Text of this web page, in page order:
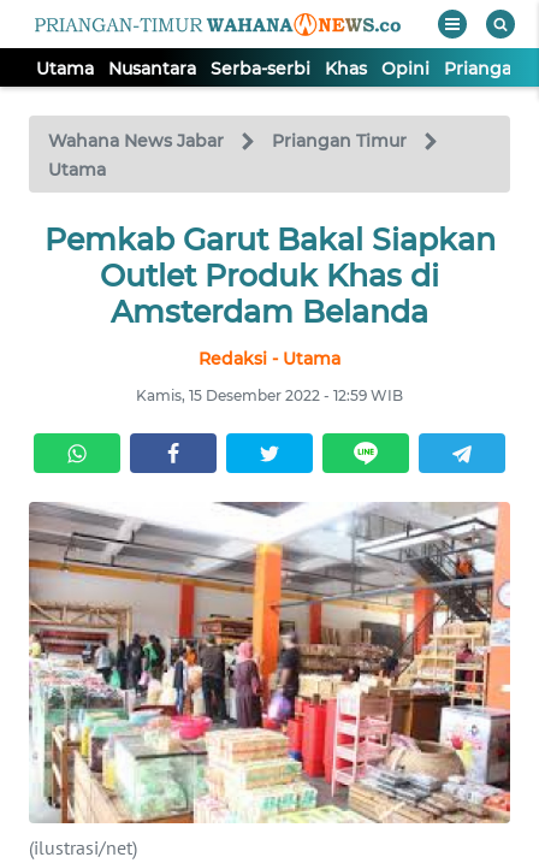
Utama Nusantara Serba-serbi Khas Opini Priangan
Wahana News Jabar
Priangan Timur
Utama
Pemkab Garut Bakal Siapkan
Outlet Produk Khas di
Amsterdam Belanda
Redaksi - Utama
Kamis, 15 Desember 2022 - 12:59 WIB
(ilustrasi/net)
TV
Tutup
NUSANTARA
KHAS
OPINI
PRIANGAN
TIMUR
SUKABUMI
PURWAKARTA
Informasi
INDEKS